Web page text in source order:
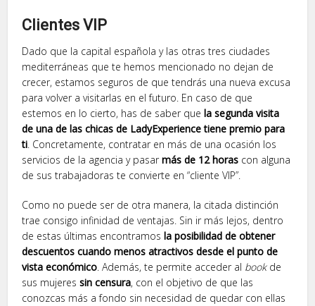
Clientes VIP
Dado que la capital española y las otras tres ciudades
mediterráneas que te hemos mencionado no dejan de
crecer, estamos seguros de que tendrás una nueva excusa
para volver a visitarlas en el futuro. En caso de que
estemos en lo cierto, has de saber que la segunda visita
de una de las chicas de LadyExperience tiene premio para
ti. Concretamente, contratar en más de una ocasión los
servicios de la agencia y pasarmás de 12 horas con alguna
de sus trabajadoras te convierte en “cliente VIP”.
Como no puede ser de otra manera, la citada distinción
trae consigo infinidad de ventajas. Sin ir más lejos, dentro
de estas últimas encontramos la posibilidad de obtener
descuentos cuando menos atractivos desde el punto de
vista económico. Además, te permite acceder al bookde
sus mujeressin censura, con el objetivo de que las
conozcas más a fondo sin necesidad de quedar con ellas